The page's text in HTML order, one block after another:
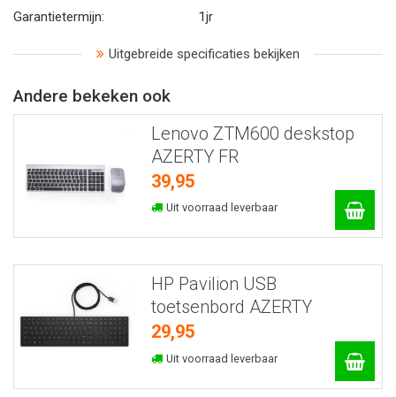
Garantietermijn:
1jr
Uitgebreide specificaties bekijken
Andere bekeken ook
Lenovo ZTM600 deskstop
AZERTY FR
39,95
Uit voorraad leverbaar
HP Pavilion USB
toetsenbord AZERTY
29,95
Uit voorraad leverbaar